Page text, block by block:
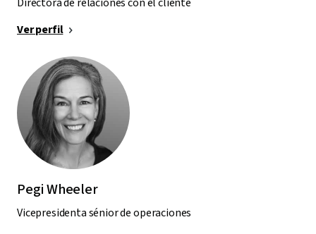
Ver perfil
Pegi Wheeler
Vicepresidenta sénior de operaciones